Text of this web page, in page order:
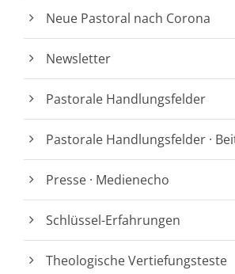
Neue Pastoral nach Corona
Newsletter
Pastorale Handlungsfelder
Pastorale Handlungsfelder ·
Presse · Medienecho
Schlüssel-Erfahrungen
Theologische Vertiefungsteste